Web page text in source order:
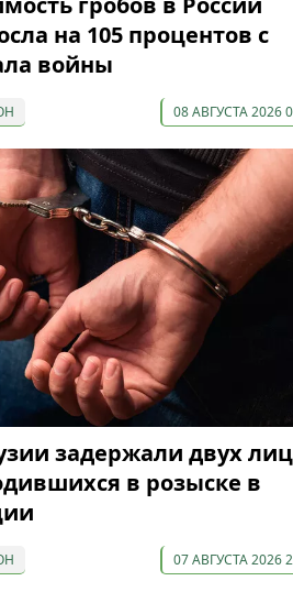
на 105 процентов с
войны
08 АВГУСТА 2026
задержали двух
в розыске в
07 АВГУСТА 2026